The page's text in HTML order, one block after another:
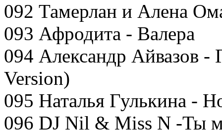
092 Тамерлан и Алена
093 Афродита - Валера
094 Александр Айвазов
Version)
095 Наталья Гулькина -
096 DJ Nil & Miss N -Ты